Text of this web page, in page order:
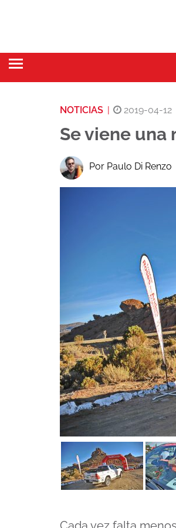
NOTICIAS 2019-04-12
Se viene una
Por Paulo Di Renzo